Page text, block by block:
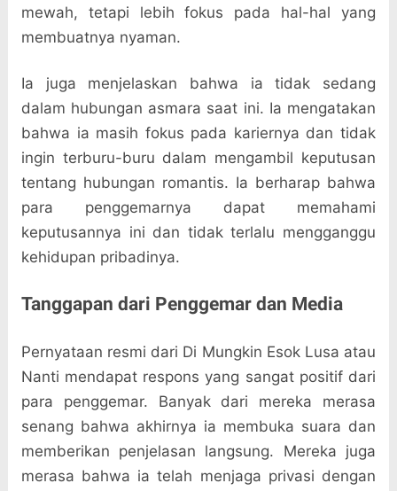
mewah, tetapi lebih fokus pada hal-hal yang
membuatnya nyaman.
Ia juga menjelaskan bahwa ia tidak sedang
dalam hubungan asmara saat ini. Ia mengatakan
bahwa ia masih fokus pada kariernya dan tidak
ingin terburu-buru dalam mengambil keputusan
tentang hubungan romantis. Ia berharap bahwa
para penggemarnya dapat memahami
keputusannya ini dan tidak terlalu mengganggu
kehidupan pribadinya.
Tanggapan dari Penggemar dan Media
Pernyataan resmi dari Di Mungkin Esok Lusa atau
Nanti mendapat respons yang sangat positif dari
para penggemar. Banyak dari mereka merasa
senang bahwa akhirnya ia membuka suara dan
memberikan penjelasan langsung. Mereka juga
merasa bahwa ia telah menjaga privasi dengan